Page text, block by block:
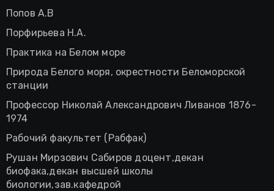
Попов А.В
Порфирьева Н.А.
Практика на Белом море
Природа Белого моря, окрестности Беломорской
станции
Профессор Николай Александрович Ливанов 1876-
1974
Рабочий факультет (Рабфак)
Рушан Мирзович Сабиров доцент,декан
биофака,декан высшей школы
биологии,зав.кафедрой